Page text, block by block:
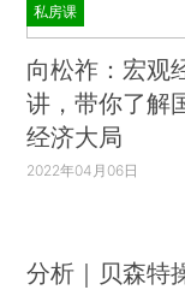
私房课
向松祚：宏观
讲，带你了解
经济大局
2022年04月06日
分析｜贝森特